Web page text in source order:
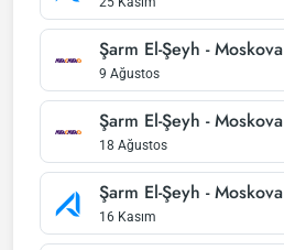
Şarm El-Şeyh - Moskova
9 Ağustos
Şarm El-Şeyh - Moskova
18 Ağustos
Şarm El-Şeyh - Moskova
16 Kasım